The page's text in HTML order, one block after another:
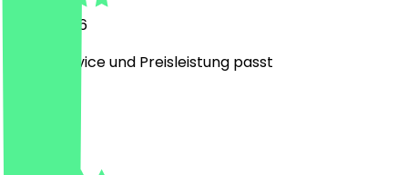
31. Juli 2026
Guter Service und Preisleistung passt